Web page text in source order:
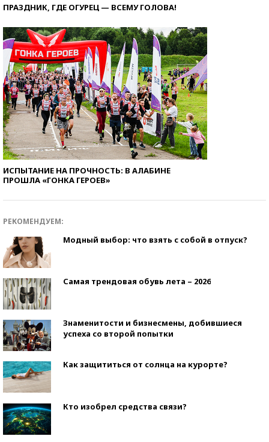
ПРАЗДНИК, ГДЕ ОГУРЕЦ — ВСЕМУ ГОЛОВА!
ИСПЫТАНИЕ НА ПРОЧНОСТЬ: В АЛАБИНЕ
ПРОШЛА «ГОНКА ГЕРОЕВ»
РЕКОМЕНДУЕМ:
Модный выбор: что взять с собой в отпуск?
Самая трендовая обувь лета – 2026
Знаменитости и бизнесмены, добившиеся
успеха со второй попытки
Как защититься от солнца на курорте?
Кто изобрел средства связи?